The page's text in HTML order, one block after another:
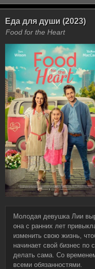
Еда для души (2023)
Food for the Heart
Молодая девушка Лии
она с ранних лет
изменить свою жизнь,
начинает свой бизнес по
делать сама. Со
всеми обязанностями.